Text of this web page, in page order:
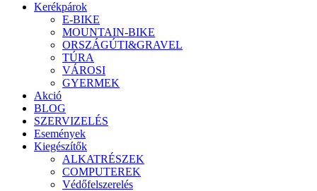
Kerékpárok
E-BIKE
MOUNTAIN-BIKE
ORSZÁGÚTI&GRAVEL
TÚRA
VÁROSI
GYERMEK
Akció
BLOG
SZERVIZELÉS
Események
Kiegészítők
ALKATRÉSZEK
COMPUTEREK
Védőfelszerelés